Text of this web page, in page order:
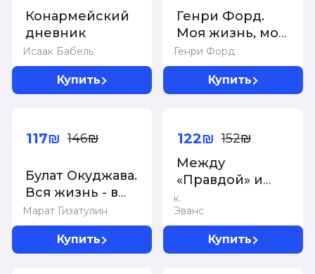
Исаак Бабель
Конармейский
дневник
Купить
Генри Форд
Генри Форд.
Моя жизнь, мои
достижения
Купить
Марат Гизатулин
Булат Окуджава.
Вся жизнь - в
одной строке
117₪ 146₪
Купить
к.
Эванс
Между
«Правдой» и
«Временем»:
история
советского
Центрального
122₪ 152₪
Купить